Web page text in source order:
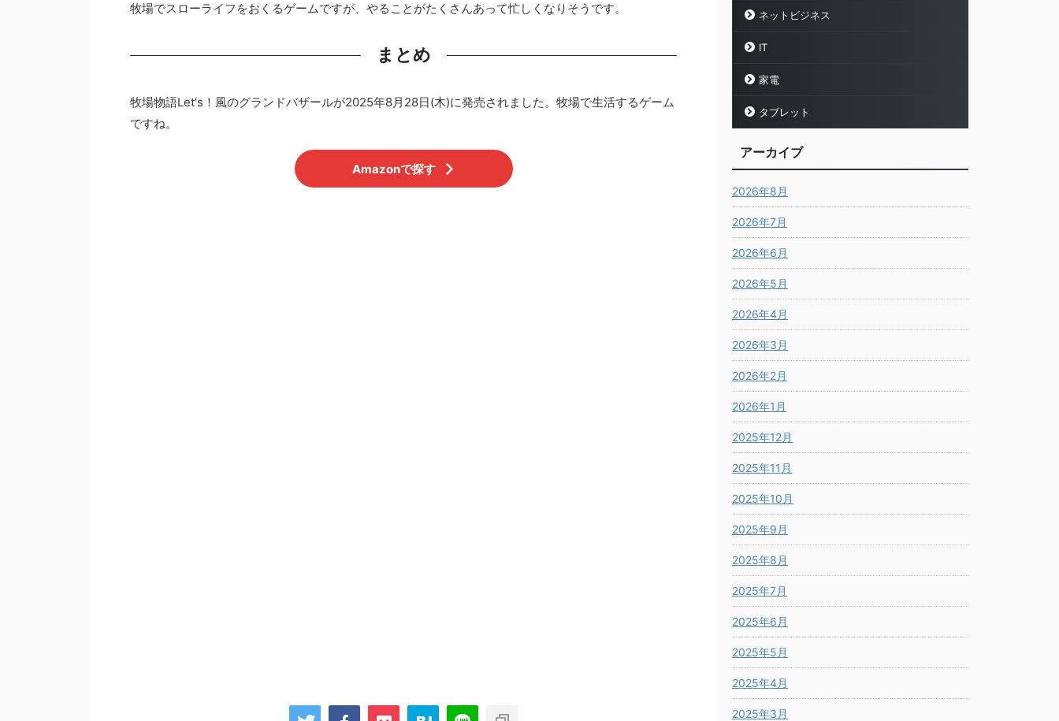
牧場でスローライフをおくるゲームですが、やることがたくさんあって忙しくなりそうです。
まとめ
牧場物語Let's！風のグランドバザールが2025年8月28日(木)に発売されました。牧場で生活するゲーム
ですね。
Amazonで探す
ネットビジネス
IT
家電
タブレット
アーカイブ
2026年8月
2026年7月
2026年6月
2026年5月
2026年4月
2026年3月
2026年2月
2026年1月
2025年12月
2025年11月
2025年10月
2025年9月
2025年8月
2025年7月
2025年6月
2025年5月
2025年4月
2025年3月